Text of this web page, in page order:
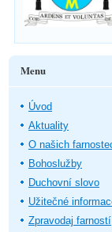
Menu
Úvod
Aktuality
O našich
Bohoslužby
Duchovní slovo
Užitečné
Zpravodaj farností